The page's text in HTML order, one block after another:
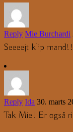
Reply Mie Burchardi
Seeeejt klip
Reply Ida 30. marts
Tak Mie! Er også